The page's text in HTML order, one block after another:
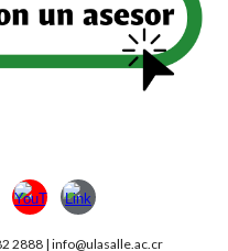
2888 | info@ulasalle.ac.cr